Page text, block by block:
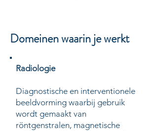
Domeinen waarin je werkt
Radiologie
​Diagnostische en interventionele
beeldvorming waarbij gebruik
wordt gemaakt van
röntgenstralen, magnetische